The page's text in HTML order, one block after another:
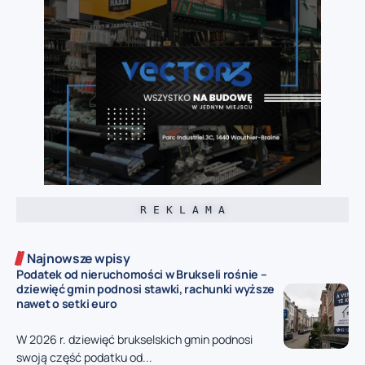
R E K L A M A
Najnowsze wpisy
Podatek od nieruchomości w Brukseli rośnie –
dziewięć gmin podnosi stawki, rachunki wyższe
nawet o setki euro
W 2026 r. dziewięć brukselskich gmin podnosi
swoją część podatku od...